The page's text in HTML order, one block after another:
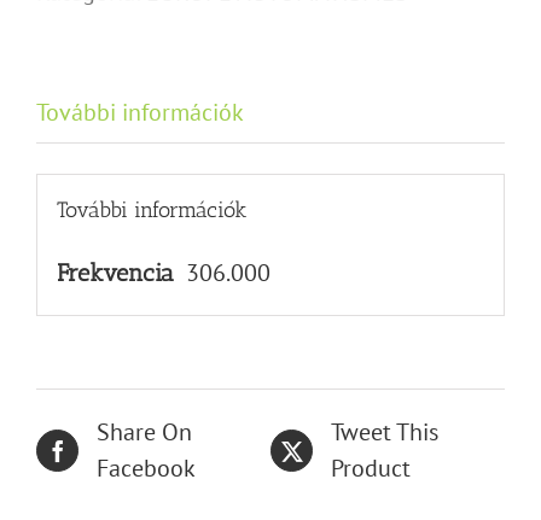
További információk
További információk
Frekvencia 306.000
Share On
Facebook
Tweet This
Product